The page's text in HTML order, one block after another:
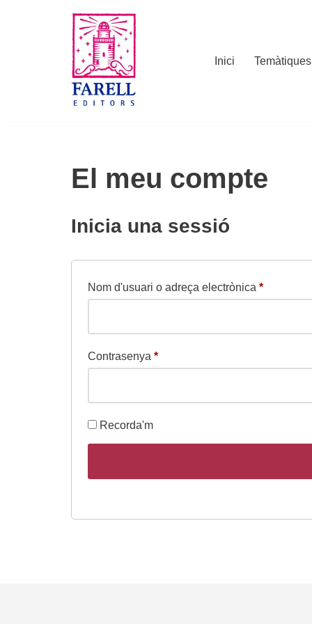
Inici Temàtiques
El meu compte
Inicia una sessió
Nom d'usuari o adreça electrònica *
Contrasenya *
Recorda'm